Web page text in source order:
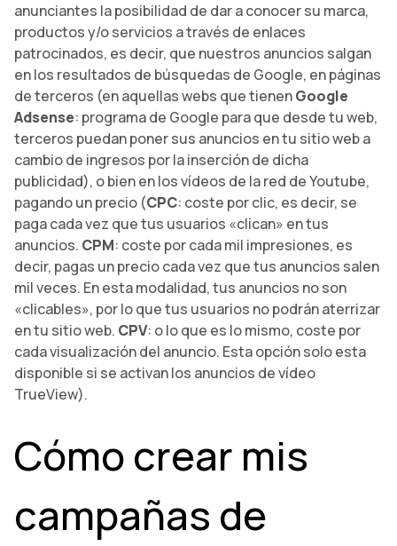
anunciantes la posibilidad de dar a conocer su marca,
productos y/o servicios a través de enlaces
patrocinados, es decir, que nuestros anuncios salgan
en los resultados de búsquedas de Google, en páginas
de terceros (en aquellas webs que tienenGoogle
Adsense: programa de Google para que desde tu web,
terceros puedan poner sus anuncios en tu sitio web a
cambio de ingresos por la inserción de dicha
publicidad), o bien en los vídeos de la red de Youtube,
pagando un precio (CPC: coste por clic, es decir, se
paga cada vez que tus usuarios «clican» en tus
anuncios. CPM: coste por cada mil impresiones, es
decir, pagas un precio cada vez que tus anuncios salen
mil veces. En esta modalidad, tus anuncios no son
«clicables», por lo que tus usuarios no podrán aterrizar
en tu sitio web. CPV: o lo que es lo mismo, coste por
cada visualización del anuncio. Esta opción solo esta
disponible si se activan los anuncios de vídeo
TrueView).
Cómo crear mis
campañas de